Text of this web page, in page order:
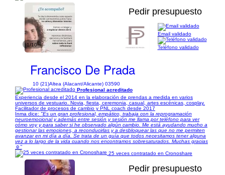
1/10
Pedir presupuesto
Francisco De Prada
10 (21)Altea (Alacant/Alicante) 03590
Email validado
Teléfono validado
Profesional acreditado
Experiencia desde el 2014 en la elaboración de prendas a medida en varios
universos de vestuario. Novia, fiesta, ceremonia, casual, artes escénicas, cosplay.
Facilitador de procesos de cambio y PNL coach desde 2017
Inma dice: "Es un gran profesional, empático, trabaja con la reprogramación
neuroemocional y además entre sesión y sesión me llama por teléfono para ver
cómo voy y para saber si he observado algún cambio. Me está ayudando mucho a
gestionar las emociones, a reconducirlas y a desbloquear las que no me permiten
avanzar en mi día a día. Se trata de un guía que todos necesitamos tener alguna
vez a lo largo de la vida cuando nos encontramos sobresaturados. Muchas gracias
☺️"
25 veces contratado en Cronoshare
Pedir presupuesto